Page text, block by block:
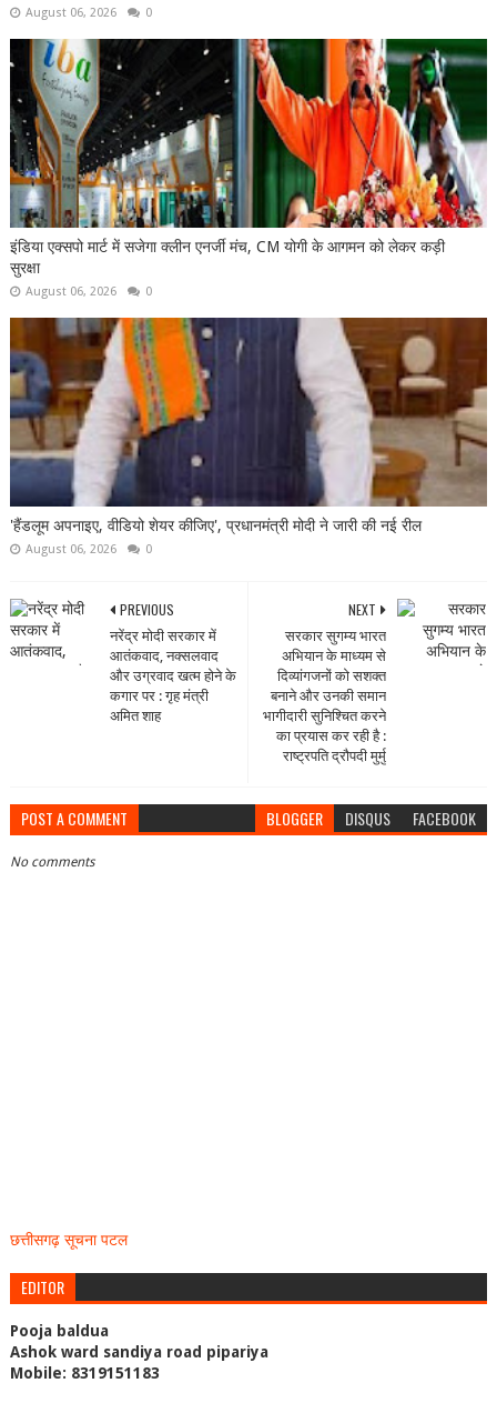
August 06, 2026 0
इंडिया एक्सपो मार्ट में सजेगा क्लीन एनर्जी मंच, CM योगी के आगमन को लेकर कड़ी
सुरक्षा
August 06, 2026 0
'हैंडलूम अपनाइए, वीडियो शेयर कीजिए', प्रधानमंत्री मोदी ने जारी की नई रील
August 06, 2026 0
NEXT
सरकार सुगम्य भारत
अभियान के माध्यम से
दिव्यांगजनों को सशक्त
बनाने और उनकी समान
भागीदारी सुनिश्चित करने
का प्रयास कर रही है :
राष्ट्रपति द्रौपदी मुर्मु
PREVIOUS
नरेंद्र मोदी सरकार में
आतंकवाद, नक्सलवाद
और उग्रवाद खत्म होने के
कगार पर : गृह मंत्री
अमित शाह
POST A COMMENT BLOGGER DISQUS FACEBOOK
No comments
छत्तीसगढ़ सूचना पटल
EDITOR
Pooja baldua
Ashok ward sandiya road pipariya
Mobile: 8319151183